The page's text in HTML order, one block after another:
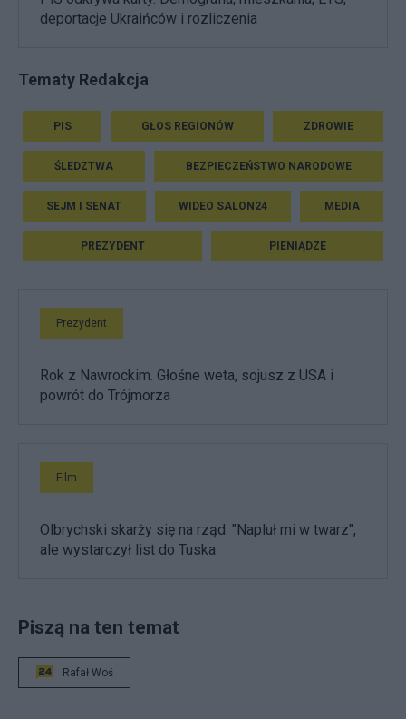
deportacje Ukraińców i rozliczenia
Tematy Redakcja
PIS GŁOS REGIONÓW ZDROWIE
ŚLEDZTWA BEZPIECZEŃSTWO NARODOWE
SEJM I SENAT WIDEO SALON24 MEDIA
PREZYDENT PIENIĄDZE
Prezydent
Rok z Nawrockim. Głośne weta, sojusz z USA i
powrót do Trójmorza
Film
Olbrychski skarży się na rząd. "Napluł mi w twarz",
ale wystarczył list do Tuska
Piszą na ten temat
Rafał Woś